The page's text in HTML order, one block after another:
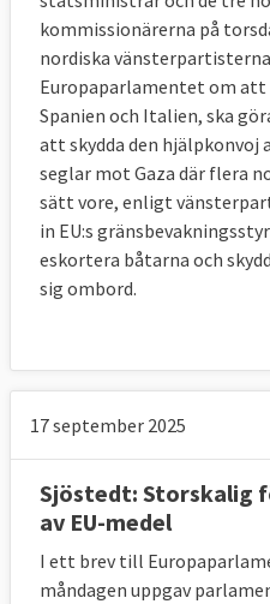
Läs mer
kommissionärerna på
nordiska
Europaparlamentet om att
Spanien och Italien, ska
att skydda den hjälpkonvoj
seglar mot Gaza där flera
sätt vore, enligt
in EU:s
eskortera båtarna och
sig ombord.
17 september 2025
Sjöstedt: Storskalig
av EU-medel
I ett brev till
måndagen uppgav